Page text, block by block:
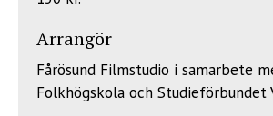
Arrangör
Fårösund Filmstudio i samarbete
Folkhögskola och Studieförbundet